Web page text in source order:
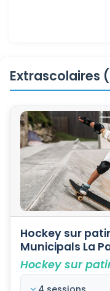
Extrascolaires
Hockey sur
Municipals La
Hockey sur